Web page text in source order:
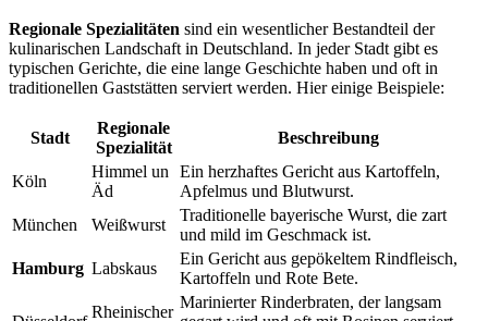
Regionale Spezialitäten sind ein wesentlicher Bestandteil der
kulinarischen Landschaft in Deutschland. In jeder Stadt gibt es
typischen Gerichte, die eine lange Geschichte haben und oft in
traditionellen Gaststätten serviert werden. Hier einige Beispiele:
Stadt
Regionale
Spezialität
Beschreibung
Köln
Himmel un
Äd
Ein herzhaftes Gericht aus Kartoffeln,
Apfelmus und Blutwurst.
München
Weißwurst
Traditionelle bayerische Wurst, die zart
und mild im Geschmack ist.
Hamburg Labskaus
Ein Gericht aus gepökeltem Rindfleisch,
Kartoffeln und Rote Bete.
Rheinischer
Marinierter Rinderbraten, der langsam